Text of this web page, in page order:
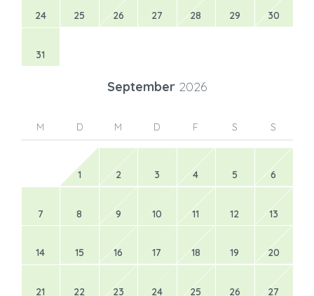
24 25 26 27 28 29 30
31
September 2026
M D M D F S S
1 2 3 4 5 6
7 8 9 10 11 12 13
14 15 16 17 18 19 20
21 22 23 24 25 26 27